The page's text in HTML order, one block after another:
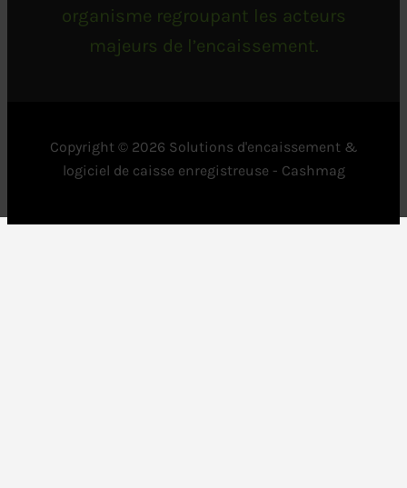
organisme regroupant les acteurs
majeurs de l’encaissement.
Copyright © 2026 Solutions d'encaissement &
logiciel de caisse enregistreuse - Cashmag